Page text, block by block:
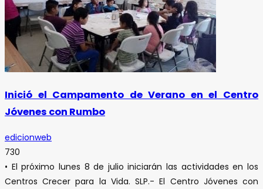
Inició el Campamento de Verano en el Centro
Jóvenes con Rumbo
edicionweb
730
• El próximo lunes 8 de julio iniciarán las actividades en los
Centros Crecer para la Vida. SLP.- El Centro Jóvenes con